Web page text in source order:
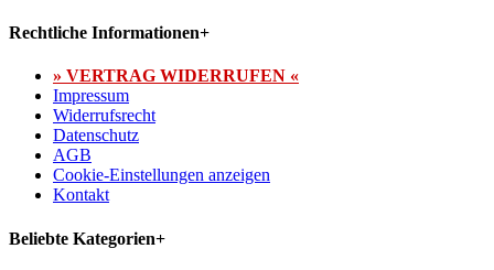
Rechtliche Informationen+
» VERTRAG WIDERRUFEN «
Impressum
Widerrufsrecht
Datenschutz
AGB
Cookie-Einstellungen anzeigen
Kontakt
Beliebte Kategorien+